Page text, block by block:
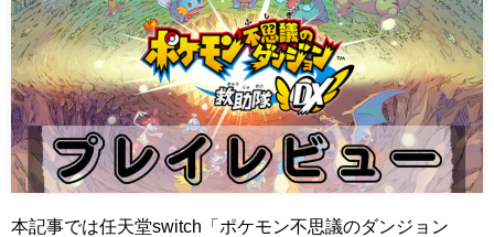
本記事では任天堂switch「ポケモン不思議のダンジョン